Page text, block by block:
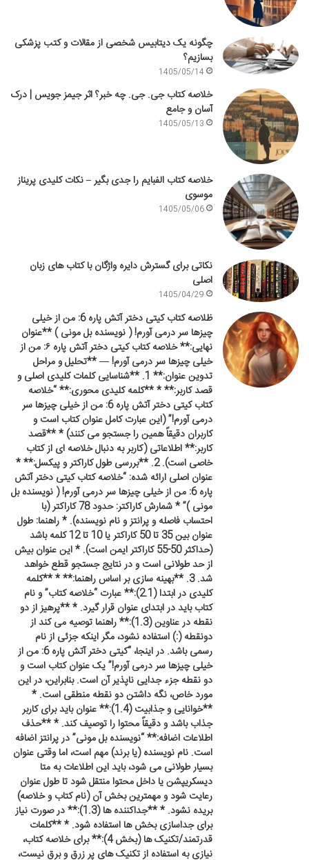
چگونه یک دیتابیس شخصی از مقالات و کتب پزشکی
بسازیم؟
1405/05/14
خلاصه کتاب جی. جی. چه خبر؟ اثر جیمز جویس | درک
آسان و جامع
1405/05/13
خلاصه کتاب الفبایم را جدی بگیر – نکات کلیدی پریناز
موسوی
1405/05/06
نکاتی برای گسترش دایره واژگان با کتاب های زبان
اصلی
1405/04/29
ظلاصه کتاب کیتی دختر آتش پاره 6: من از خیلی
چیزها سر درمی آورم! ( نویسنده بل مونی ) **عنوان
نهایی:** خلاصه کتاب کیتی دختر آتش پاره ۶: من از
خیلی چیزها سر درمی آورم! — **تحلیل و مراحل
تدوین عنوان:** 1. **شناسایی کلمات کلیدی اصلی و
قصد کاربر:** * **کلمه کلیدی محوری:** “خلاصه
کتاب کیتی دختر آتش پاره 6: من از خیلی چیزها سر
درمی آورم!” (این عبارت کامل عنوان کتاب است و
کاربران دقیقاً همین را جستجو می کنند) * **قصد
کاربر:** اطلاعاتی (کاربر به دنبال خلاصه ای از کتاب
خاصی است). 2. **بررسی طول کاراکتر و پیکسل:** *
عنوان اصلی ارائه شده: “خلاصه کتاب کیتی دختر آتش
پاره 6: من از خیلی چیزها سر درمی آورم! ( نویسنده بل
مونی )” * شمارش کاراکتر: حدود 78 کاراکتر (با
احتساب فاصله و پرانتز و نام نویسنده). * راهنما: طول
عنوان بین 35 تا 50 کاراکتر یا 10 تا 12 کلمه باشد
(حداکثر 50-55 کاراکتر ایمن است). * این عنوان بیش
از حد طولانی است و در نتایج جستجو قطع خواهد
شد. 3. **بهینه سازی بر اساس راهنما:** * **کلمه
کلیدی در ابتدا (2.1):** عبارت “خلاصه کتاب” و نام
کتاب باید در ابتدای عنوان قرار گیرد. * **پرهیز از دو
نقطه در عناوین (1.3):** راهنما توصیه می کند از
دونقطه (:) استفاده نشود، مگر اینکه جزئی از نام
رسمی باشد. در اینجا، “کیتی دختر آتش پاره 6: من از
خیلی چیزها سر درمی آورم!” یک عنوان کتاب است و
دو نقطه جزء جدایی ناپذیر آن است. بنابراین، در این
مورد خاص، نگه داشتن دو نقطه منطقی است. *
**خوانایی و جذابیت (1.4):** عنوان باید برای کاربر
جذاب باشد و دقیقاً محتوا را توصیف کند. * **حذف
اطلاعات اضافه:** “نویسنده بل مونی” در پرانتز اضافه
است. نام نویسنده (یا برند) مهم است، اما وقتی عنوان
بسیار طولانی می شود، باید این اطلاعات به متا
دیسکریپشن یا داخل محتوا منتقل شود تا طول عنوان
رعایت شود و مهمترین بخش آن (نام کتاب و خلاصه)
بریده نشود. * **جداکننده ها (1.3):** در صورت نیاز
برای جداسازی بخش ها استفاده شود. * **کلمات
قدرتمند/تکنیک ها (بخش 4):** برای خلاصه کتاب،
نیازی به استفاده از تکنیک های پر زرق و برق نیست،